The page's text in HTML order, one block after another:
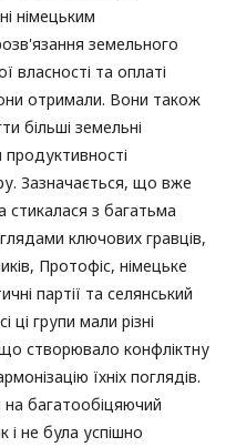
німецьким
земельного
власності та оплаті
отримали. Вони також
більші земельні
Зазначається, що вже
з багатьма
ключових гравців,
Протофіс, німецьке
партії та селянський
групи мали різні
створювало конфліктну
їхніх поглядів.
багатообіцяючий
не була успішно